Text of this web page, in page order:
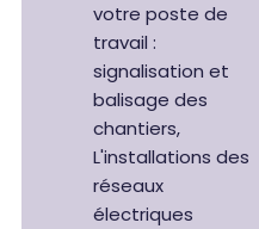
votre poste de
travail :
signalisation et
balisage des
chantiers,
L'installations des
réseaux
électriques